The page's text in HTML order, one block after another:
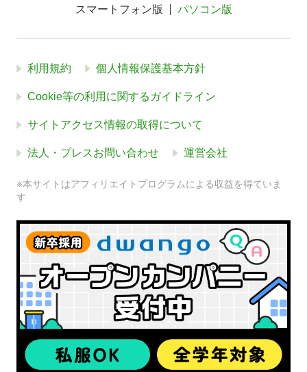
スマートフォン版 パソコン版
利用規約 個人情報保護基本方針
Cookie等の利用に関するガイドライン
サイトアクセス情報の取得について
法人・プレスお問い合わせ 運営会社
※本サイトはアフィリエイトプログラムによる収益を得ていま
す